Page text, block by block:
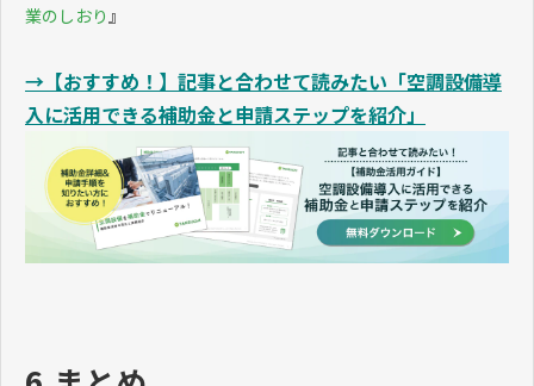
す。そのため、募集開始後に検討を始めるのではなく、
空調導入を検討する段階から情報収集や事前相談を進め
ます。
出典：文部科学省『学校施設環境改善交付金交付要綱』『学校体
育館への空調整備の早期実施に向けて
』／公益社団法人 東京都
私学財団『令和8年度 私立学校体育館空調設備新規導入費 助成事
→【おすすめ！】記事と合わせて読みたい「空調設備導